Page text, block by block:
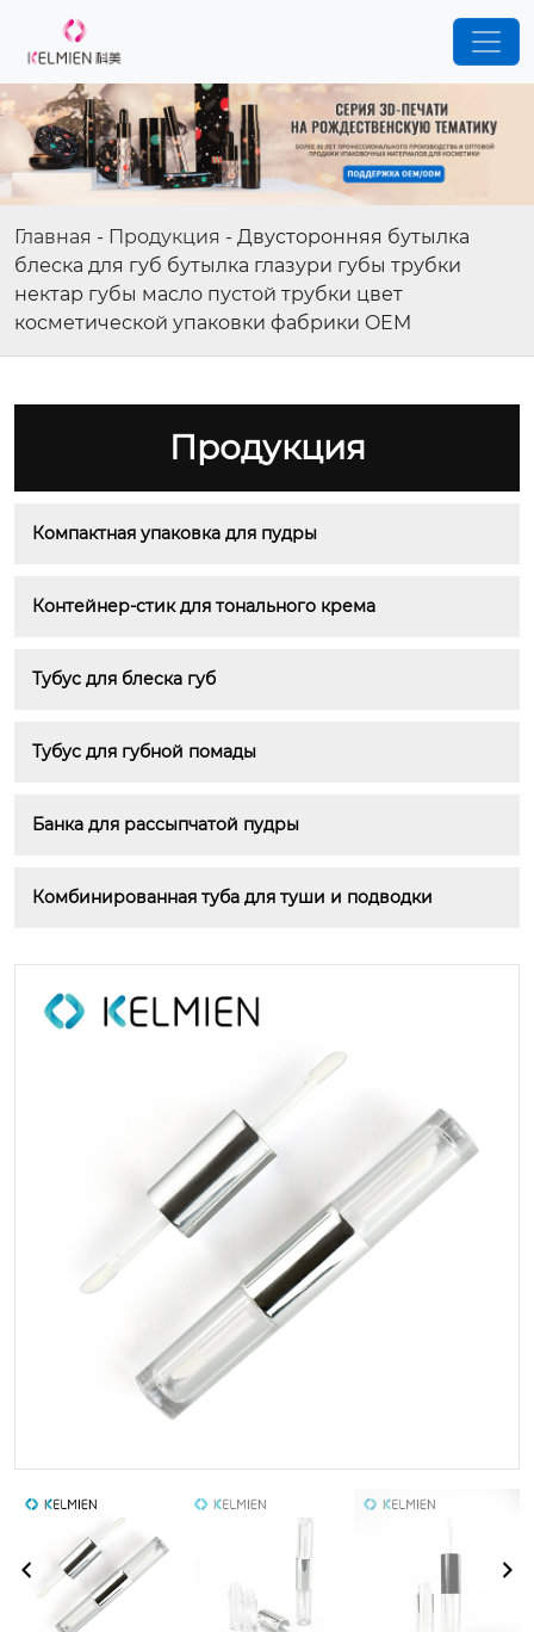
Главная - Продукция - Двусторонняя бутылка
блеска для губ бутылка глазури губы трубки
нектар губы масло пустой трубки цвет
косметической упаковки фабрики OEM
Продукция
Компактная упаковка для пудры
Контейнер-стик для тонального крема
Тубус для блеска губ
Тубус для губной помады
Банка для рассыпчатой пудры
Комбинированная туба для туши и подводки